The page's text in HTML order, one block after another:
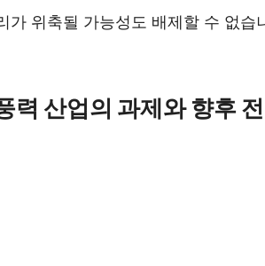
가 위축될 가능성도 배제할 수 없습
력 산업의 과제와 향후 전